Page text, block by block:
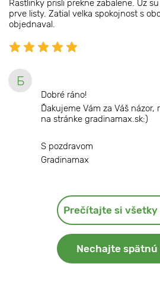
Rastlinky prisli prekne zabalene. Uz
prve listy. Zatial velka spokojnost s
objednaval.
Б
Dobré ráno!
Ďakujeme Vám za Váš
na stránke gradinamax.sk:)
S pozdravom
Gradinamax
Prečítajte si všetky
Nechajte spätnú